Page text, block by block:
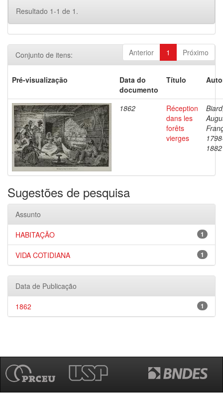
Resultado 1-1 de 1.
Anterior 1 Próximo
Conjunto de itens:
Pré-visualização
Data do
documento
Título
1862
Réception
dans les
forêts
vierges
1882
Sugestões de pesquisa
Assunto
1
HABITAÇÃO
1
VIDA COTIDIANA
Data de Publicação
1
1862